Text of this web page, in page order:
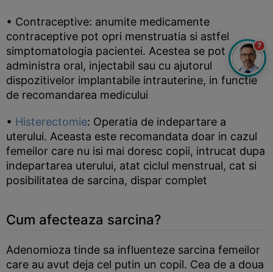
• Contraceptive: anumite medicamente
contraceptive pot opri menstruatia si astfel
simptomatologia pacientei. Acestea se pot
administra oral, injectabil sau cu ajutorul
dispozitivelor implantabile intrauterine, in functie
de recomandarea medicului
• Histerectomie: Operatia de indepartare a
uterului. Aceasta este recomandata doar in cazul
femeilor care nu isi mai doresc copii, intrucat dupa
indepartarea uterului, atat ciclul menstrual, cat si
posibilitatea de sarcina, dispar complet
Cum afecteaza sarcina?
Adenomioza tinde sa influenteze sarcina femeilor
care au avut deja cel putin un copil. Cea de a doua
?